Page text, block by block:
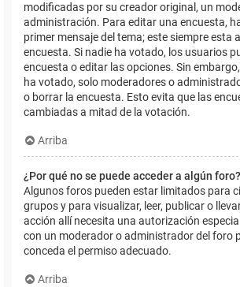
modificadas por su creador original, un
administración. Para editar una encuesta,
primer mensaje del tema; este siempre esta
encuesta. Si nadie ha votado, los usuarios
encuesta o editar las opciones. Sin
ha votado, solo moderadores o
o borrar la encuesta. Esto evita que las
cambiadas a mitad de la votación.
Arriba
¿Por qué no se puede acceder a algún foro?
Algunos foros pueden estar limitados para
grupos y para visualizar, leer, publicar o
acción allí necesita una autorización
con un moderador o administrador del foro
conceda el permiso adecuado.
Arriba